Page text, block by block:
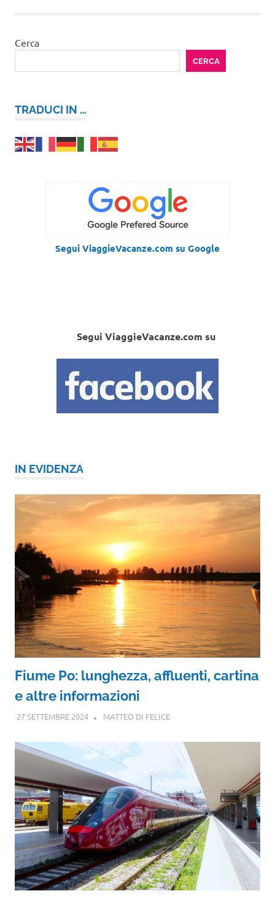
Cerca
CERCA
TRADUCI IN …
Segui ViaggieVacanze.com su Google
Segui ViaggieVacanze.com su
IN EVIDENZA
Fiume Po: lunghezza, affluenti, cartina
e altre informazioni
27 SETTEMBRE 2024 MATTEO DI FELICE